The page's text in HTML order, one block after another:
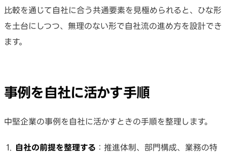
比較を通じて自社に合う共通要素を見極められると、ひな形
を土台にしつつ、無理のない形で自社流の進め方を設計でき
ます。
事例を自社に活かす手順
中堅企業の事例を自社に活かすときの手順を整理します。
自社の前提を整理する ：推進体制、部門構成、業務の特